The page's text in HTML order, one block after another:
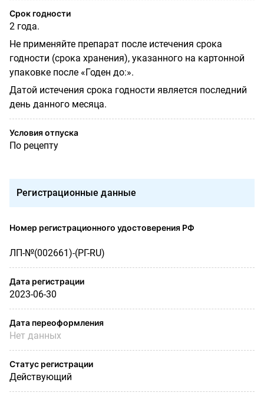
Срок годности
2 года.
Не применяйте препарат после истечения срока
годности (срока хранения), указанного на картонной
упаковке после «Годен до:».
Датой истечения срока годности является последний
день данного месяца.
Условия отпуска
По рецепту
Регистрационные данные
Номер регистрационного удостоверения РФ
ЛП-№(002661)-(РГ-RU)
Дата регистрации
2023-06-30
Дата переоформления
Нет данных
Статус регистрации
Действующий